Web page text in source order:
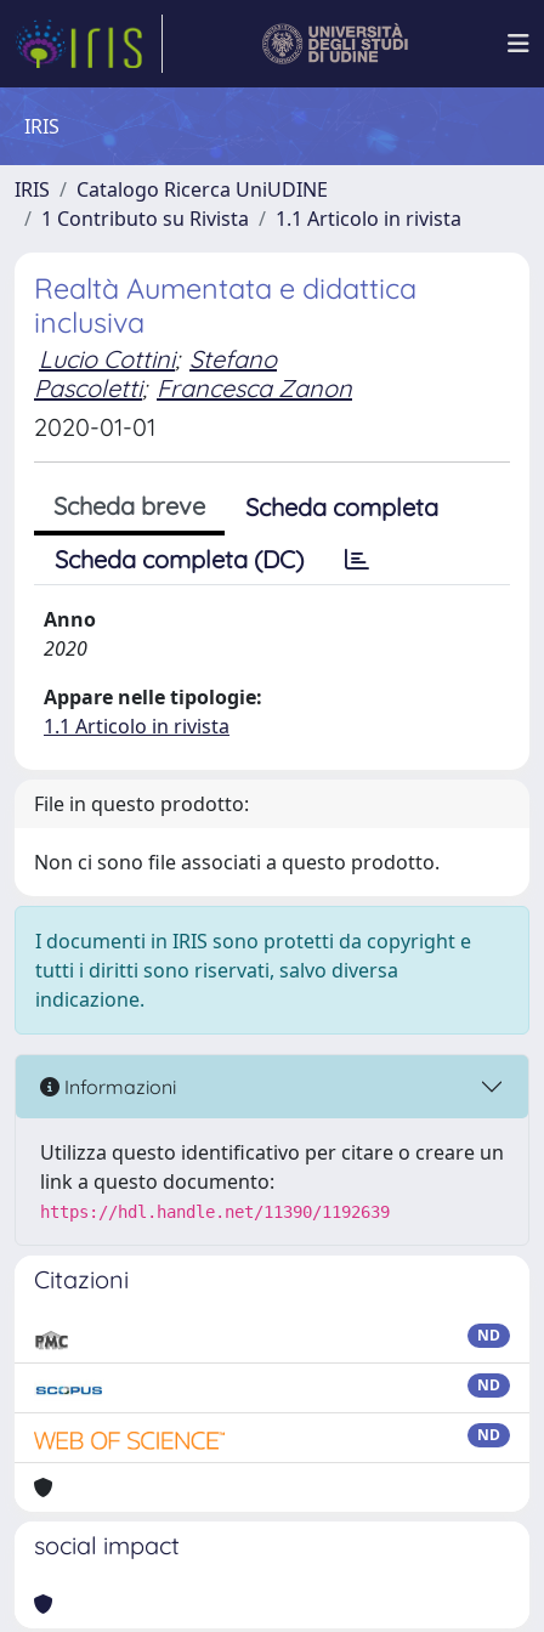
IRIS
IRIS
Catalogo Ricerca UniUDINE
1 Contributo su Rivista
1.1 Articolo in rivista
Realtà Aumentata e didattica
inclusiva
Lucio Cottini; Stefano
Pascoletti; Francesca Zanon
2020-01-01
Scheda breve
Scheda completa
Scheda completa (DC)
Anno
2020
Appare nelle tipologie:
1.1 Articolo in rivista
File in questo prodotto:
Non ci sono file associati a questo prodotto.
I documenti in IRIS sono protetti da copyright e
tutti i diritti sono riservati, salvo diversa
indicazione.
Informazioni
Utilizza questo identificativo per citare o creare un
link a questo documento:
https://hdl.handle.net/11390/1192639
Citazioni
ND
ND
ND
social impact